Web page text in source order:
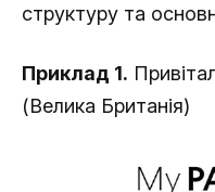
структуру та
Приклад 1.
(Велика Британія)